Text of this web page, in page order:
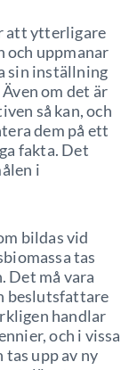
att ytterligare
och uppmanar
sin inställning
om det är
så kan, och
dem på ett
fakta. Det
i
bildas vid
tas
Det må vara
beslutsfattare
handlar
och i vissa
upp av ny